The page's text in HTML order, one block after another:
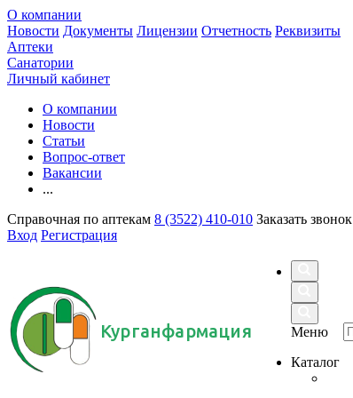
О компании
Новости Документы Лицензии Отчетность Реквизиты
Аптеки
Санатории
Личный кабинет
О компании
Новости
Статьи
Вопрос-ответ
Вакансии
...
Справочная по аптекам 8 (3522) 410-010 Заказать звонок
Вход Регистрация
Курганфармация
Меню
Каталог